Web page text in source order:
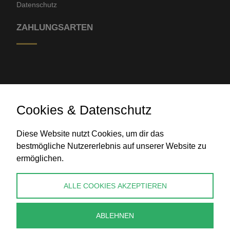
Datenschutz
ZAHLUNGSARTEN
Banküberweisung
KONTAKT
info@perlenpresse.de
Cookies & Datenschutz
Diese Website nutzt Cookies, um dir das
bestmögliche Nutzererlebnis auf unserer Website zu
ermöglichen.
ALLE COOKIES AKZEPTIEREN
ABLEHNEN